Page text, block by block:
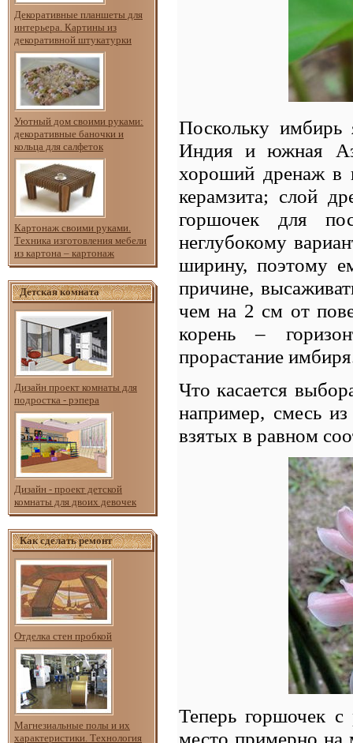
Декоративные планшеты для
интерьера. Картины из
декоративной штукатурки
Уютный дом своими руками:
декоративные баночки и
кольца для салфеток
Картонаж своими руками.
Техника изготовления мебели
из картона – картонаж
Детская комната
Дизайн проект комнаты для
подростка - рэпера
Дизайн - проект детской
комнаты для двоих девочек
Как сделать ремонт
Отделка стен пробкой
Магнезиальные полы и их
характеристики. Технология
Поскольку имбирь
Индия и южная
хороший дренаж в
керамзита; слой
горшочек для
неглубокому
ширину, поэтому
причине,
чем на 2 см от
корень –
прорастание
Что касается
например, смесь
взятых в равном
Теперь горшочек с
место примерно на